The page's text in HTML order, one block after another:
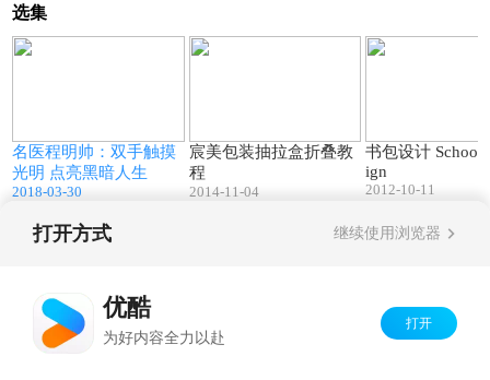
选集
名医程明帅：双手触摸
光明 点亮黑暗人生
2018-03-30
宸美包装抽拉盒折叠教
程
2014-11-04
书包设计
ign
2012-10-11
打开方式 继续使用浏览器
优酷
为好内容全力以赴
打开